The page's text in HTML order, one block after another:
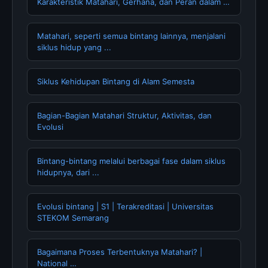
Matahari, seperti semua bintang lainnya, menjalani
siklus hidup yang ...
Siklus Kehidupan Bintang di Alam Semesta
Bagian-Bagian Matahari Struktur, Aktivitas, dan
Evolusi
Bintang-bintang melalui berbagai fase dalam siklus
hidupnya, dari ...
Evolusi bintang | S1 | Terakreditasi | Universitas
STEKOM Semarang
Bagaimana Proses Terbentuknya Matahari? |
National …